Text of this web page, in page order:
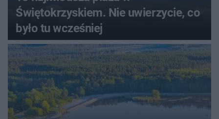
Świętokrzyskiem. Nie uwierzycie, co
było tu wcześniej